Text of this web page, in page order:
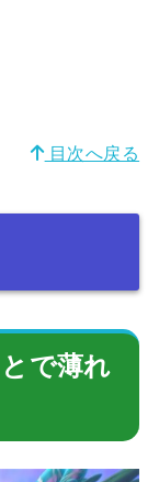
目次へ戻る
で薄れ